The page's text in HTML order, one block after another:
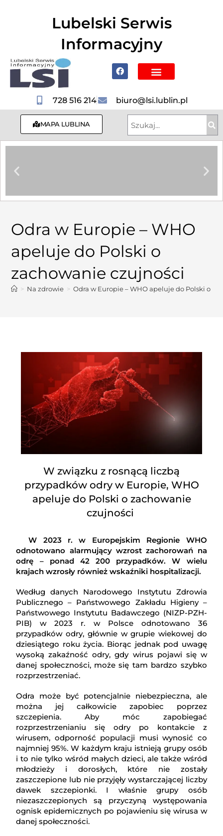
Lubelski Serwis
Informacyjny
728 516 214 biuro@lsi.lublin.pl
MAPA LUBLINA
Odra w Europie – WHO
apeluje do Polski o
zachowanie czujności
> Na zdrowie > Odra w Europie – WHO apeluje do Polski o
W związku z rosnącą liczbą
przypadków odry w Europie, WHO
apeluje do Polski o zachowanie
czujności
W 2023 r. w Europejskim Regionie WHO
odnotowano alarmujący wzrost zachorowań na
odrę – ponad 42 200 przypadków. W wielu
krajach wzrosły również wskaźniki hospitalizacji.
Według danych Narodowego Instytutu Zdrowia
Publicznego – Państwowego Zakładu Higieny –
Państwowego Instytutu Badawczego (NIZP-PZH-
PIB) w 2023 r. w Polsce odnotowano 36
przypadków odry, głównie w grupie wiekowej do
dziesiątego roku życia. Biorąc jednak pod uwagę
wysoką zakaźność odry, gdy wirus pojawi się w
danej społeczności, może się tam bardzo szybko
rozprzestrzeniać.
Odra może być potencjalnie niebezpieczna, ale
można jej całkowicie zapobiec poprzez
szczepienia. Aby móc zapobiegać
rozprzestrzenianiu się odry po kontakcie z
wirusem, odporność populacji musi wynosić co
najmniej 95%. W każdym kraju istnieją grupy osób
i to nie tylko wśród małych dzieci, ale także wśród
młodzieży i dorosłych, które nie zostały
zaszczepione lub nie przyjęły wystarczającej liczby
dawek szczepionki. I właśnie grupy osób
niezaszczepionych są przyczyną występowania
ognisk epidemicznych po pojawieniu się wirusa w
danej społeczności.